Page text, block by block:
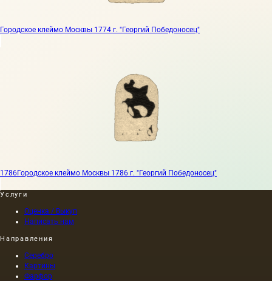
Городское клеймо Москвы 1774 г. "Георгий Победоносец"
1786Городское клеймо Москвы 1786 г. "Георгий Победоносец"
Услуги
Оценка / Выкуп
Написать нам
Направления
Серебро
Картины
Фарфор